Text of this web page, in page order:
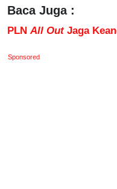
Baca Juga :
PLN All OutJaga
Sponsored